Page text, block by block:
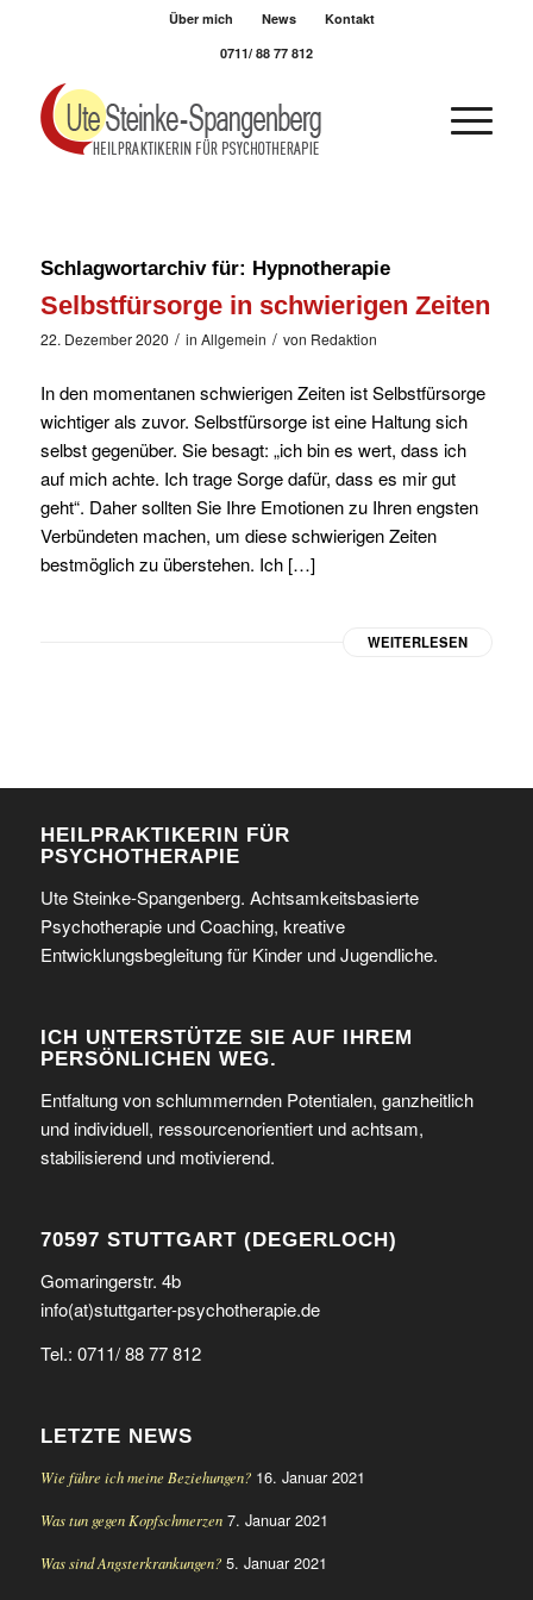
Über mich News
Kontakt
0711/ 88 77 812
Schlagwortarchiv für: Hypnotherapie
Selbstfürsorge in schwierigen Zeiten
22. Dezember 2020 / in Allgemein / von Redaktion
In den momentanen schwierigen Zeiten ist Selbstfürsorge
wichtiger als zuvor. Selbstfürsorge ist eine Haltung sich
selbst gegenüber. Sie besagt: „ich bin es wert, dass ich
auf mich achte. Ich trage Sorge dafür, dass es mir gut
geht“. Daher sollten Sie Ihre Emotionen zu Ihren engsten
Verbündeten machen, um diese schwierigen Zeiten
bestmöglich zu überstehen. Ich […]
WEITERLESEN
HEILPRAKTIKERIN FÜR
PSYCHOTHERAPIE
Ute Steinke-Spangenberg. Achtsamkeitsbasierte
Psychotherapie und Coaching, kreative
Entwicklungsbegleitung für Kinder und Jugendliche.
ICH UNTERSTÜTZE SIE AUF IHREM
PERSÖNLICHEN WEG.
Entfaltung von schlummernden Potentialen, ganzheitlich
und individuell, ressourcenorientiert und achtsam,
stabilisierend und motivierend.
70597 STUTTGART (DEGERLOCH)
Gomaringerstr. 4b
info(at)stuttgarter-psychotherapie.de
Tel.: 0711/ 88 77 812
LETZTE NEWS
Wie führe ich meine Beziehungen? 16. Januar 2021
Was tun gegen Kopfschmerzen 7. Januar 2021
Was sind Angsterkrankungen? 5. Januar 2021